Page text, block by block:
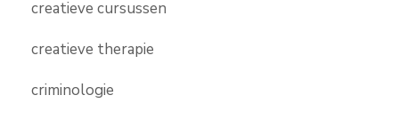
creatieve cursussen
creatieve therapie
criminologie